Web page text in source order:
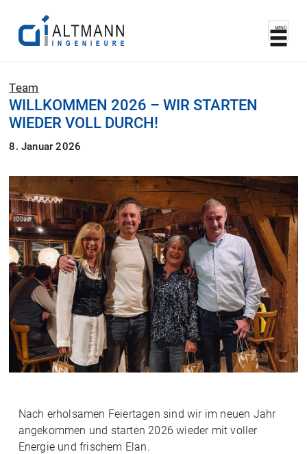
MENÜ
Team
WILLKOMMEN 2026 – WIR STARTEN
WIEDER VOLL DURCH!
8. Januar 2026
Nach erholsamen Feiertagen sind wir im neuen Jahr
angekommen und starten 2026 wieder mit voller
Energie und frischem Elan.